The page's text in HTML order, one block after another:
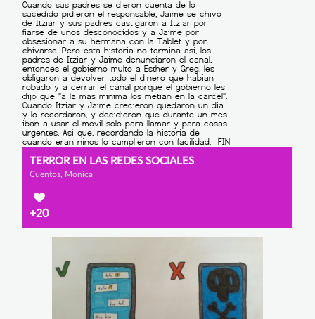
TERROR EN LAS REDES SOCIALES
Cuentos, Mónica
+20